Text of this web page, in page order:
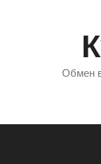
Обмен